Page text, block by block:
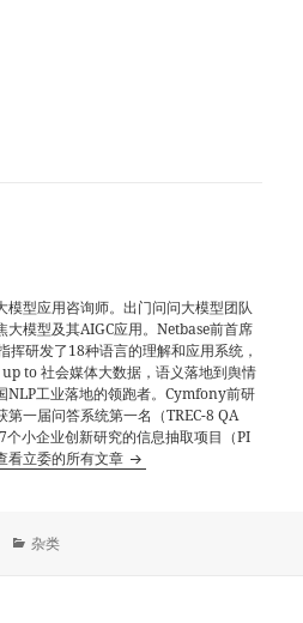
模型应用咨询师。出门问问大模型团队
大模型及其AIGC应用。Netbase前首席
挥研发了18种语言的理解和应用系统，
to 社会媒体大数据，语义落地到舆情
NLP工业落地的领跑者。Cymfony前研
第一届问答系统第一名（TREC-8 QA
小企业创新研究的信息抽取项目（PI
看立委的所有文章
分
杂类